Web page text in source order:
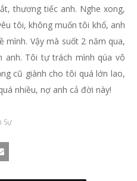
thương tiếc anh. Nghe xong,
tôi, không muốn tôi khổ, anh
mình. Vậy mà suốt 2 năm qua,
anh. Tôi tự trách mình qúa vô
cũ giành cho tôi quá lớn lao,
nhiều, nợ anh cả đời này!
Sự